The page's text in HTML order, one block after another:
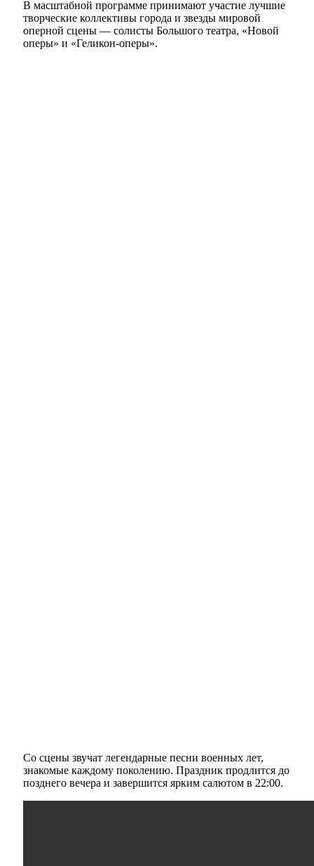
В масштабной программе принимают участие лучшие
творческие коллективы города и звезды мировой
оперной сцены — солисты Большого театра, «Новой
оперы» и «Геликон-оперы».
Со сцены звучат легендарные песни военных лет,
знакомые каждому поколению. Праздник продлится до
позднего вечера и завершится ярким салютом в 22:00.